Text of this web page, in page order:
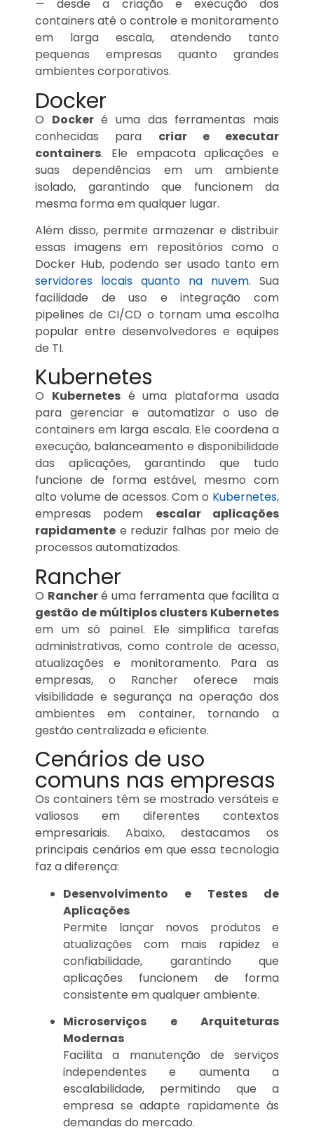
— desde a criação e execução dos
containers até o controle e monitoramento
em larga escala, atendendo tanto
pequenas empresas quanto grandes
ambientes corporativos.
Docker
O Dockeré uma das ferramentas mais
conhecidas para criar e executar
containers. Ele empacota aplicações e
suas dependências em um ambiente
isolado, garantindo que funcionem da
mesma forma em qualquer lugar.
Além disso, permite armazenar e distribuir
essas imagens em repositórios como o
Docker Hub, podendo ser usado tanto em
servidores locais quanto na nuvem. Sua
facilidade de uso e integração com
pipelines de CI/CD o tornam uma escolha
popular entre desenvolvedores e equipes
de TI.
Kubernetes
O Kubernetesé uma plataforma usada
para gerenciar e automatizar o uso de
containers em larga escala. Ele coordena a
execução, balanceamento e disponibilidade
das aplicações, garantindo que tudo
funcione de forma estável, mesmo com
alto volume de acessos. Com o Kubernetes,
empresas podem escalar aplicações
rapidamente e reduzir falhas por meio de
processos automatizados.
Rancher
O Rancheré uma ferramenta que facilita a
gestão de múltiplos clusters Kubernetes
em um só painel. Ele simplifica tarefas
administrativas, como controle de acesso,
atualizações e monitoramento. Para as
empresas, o Rancher oferece mais
visibilidade e segurança na operação dos
ambientes em container, tornando a
gestão centralizada e eficiente.
Cenários de uso
comuns nas empresas
Os containers têm se mostrado versáteis e
valiosos em diferentes contextos
empresariais. Abaixo, destacamos os
principais cenários em que essa tecnologia
faz a diferença:
Desenvolvimento e Testes de
Aplicações
Permite lançar novos produtos e
atualizações com mais rapidez e
confiabilidade, garantindo que
aplicações funcionem de forma
consistente em qualquer ambiente.
Microserviços e Arquiteturas
Modernas
Facilita a manutenção de serviços
independentes e aumenta a
escalabilidade, permitindo que a
empresa se adapte rapidamente às
demandas do mercado.